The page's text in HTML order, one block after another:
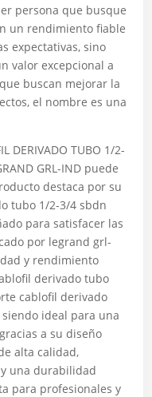
persona que busque
un rendimiento fiable
expectativas, sino
valor excepcional a
buscan mejorar la
el nombre es una
DERIVADO TUBO 1/2-
GRL-IND puede
destaca por su
tubo 1/2-3/4 sbdn
para satisfacer las
por legrand grl-
y rendimiento
derivado tubo
cablofil derivado
ideal para una
a su diseño
alta calidad,
una durabilidad
para profesionales y